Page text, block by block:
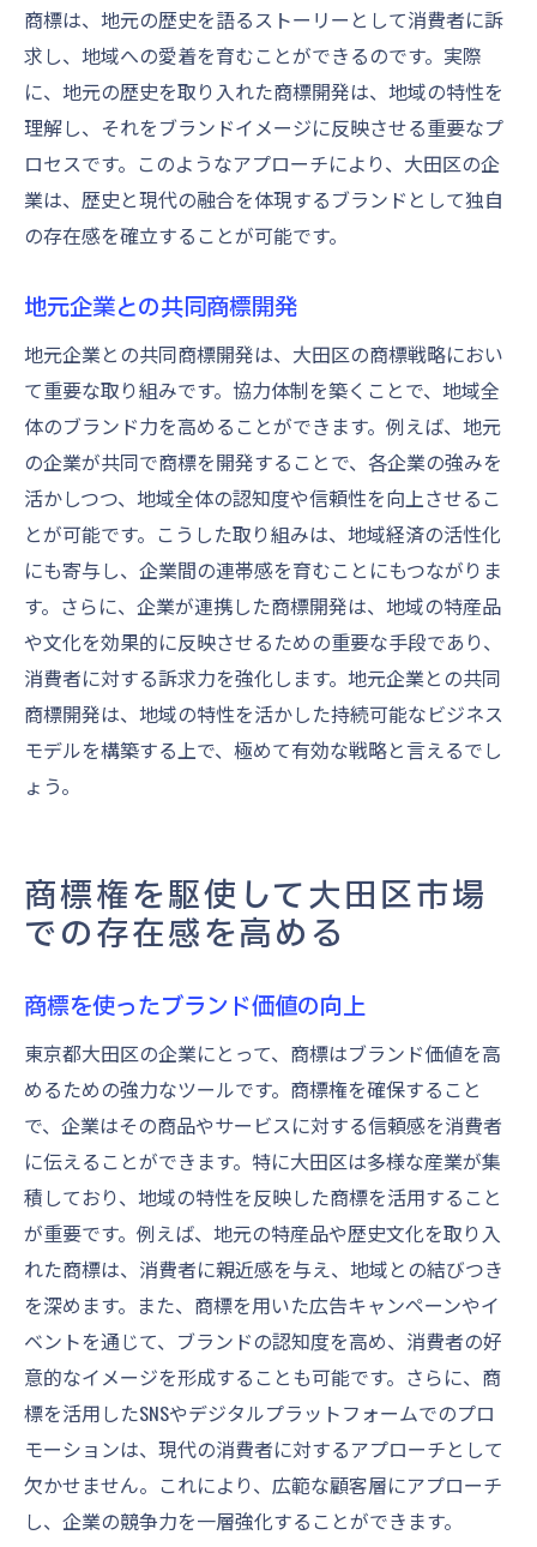
商標は、地元の歴史を語るストーリーとして消費者に訴
求し、地域への愛着を育むことができるのです。実際
に、地元の歴史を取り入れた商標開発は、地域の特性を
理解し、それをブランドイメージに反映させる重要なプ
ロセスです。このようなアプローチにより、大田区の企
業は、歴史と現代の融合を体現するブランドとして独自
の存在感を確立することが可能です。
地元企業との共同商標開発
地元企業との共同商標開発は、大田区の商標戦略におい
て重要な取り組みです。協力体制を築くことで、地域全
体のブランド力を高めることができます。例えば、地元
の企業が共同で商標を開発することで、各企業の強みを
活かしつつ、地域全体の認知度や信頼性を向上させるこ
とが可能です。こうした取り組みは、地域経済の活性化
にも寄与し、企業間の連帯感を育むことにもつながりま
す。さらに、企業が連携した商標開発は、地域の特産品
や文化を効果的に反映させるための重要な手段であり、
消費者に対する訴求力を強化します。地元企業との共同
商標開発は、地域の特性を活かした持続可能なビジネス
モデルを構築する上で、極めて有効な戦略と言えるでし
ょう。
商標権を駆使して大田区市場
での存在感を高める
商標を使ったブランド価値の向上
東京都大田区の企業にとって、商標はブランド価値を高
めるための強力なツールです。商標権を確保すること
で、企業はその商品やサービスに対する信頼感を消費者
に伝えることができます。特に大田区は多様な産業が集
積しており、地域の特性を反映した商標を活用すること
が重要です。例えば、地元の特産品や歴史文化を取り入
れた商標は、消費者に親近感を与え、地域との結びつき
を深めます。また、商標を用いた広告キャンペーンやイ
ベントを通じて、ブランドの認知度を高め、消費者の好
意的なイメージを形成することも可能です。さらに、商
標を活用したSNSやデジタルプラットフォームでのプロ
モーションは、現代の消費者に対するアプローチとして
欠かせません。これにより、広範な顧客層にアプローチ
し、企業の競争力を一層強化することができます。